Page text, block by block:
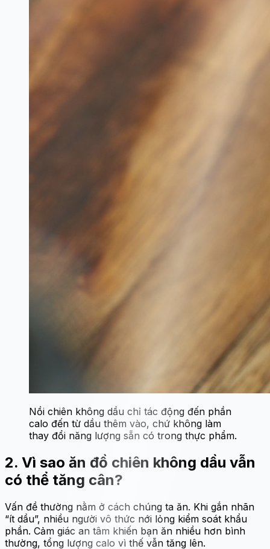
Nồi chiên không dầu chỉ tác động đến phần
calo đến từ dầu thêm vào, chứ không làm
thay đổi năng lượng sẵn có trong thực phẩm.
2. Vì sao ăn đồ chiên không dầu vẫn
có thể tăng cân?
Vấn đề thường nằm ở cách chúng ta ăn. Khi gắn nhãn
“ít dầu”, nhiều người vô thức nới lỏng kiểm soát khẩu
phần. Cảm giác an tâm khiến bạn ăn nhiều hơn bình
thường, tổng lượng calo vì thế vẫn tăng lên.